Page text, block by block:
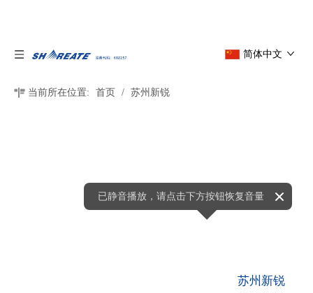
简体中文
当前所在位置: 首页 / 苏州新锐
已静音播放，请点击下方按钮恢复音量
苏州新锐